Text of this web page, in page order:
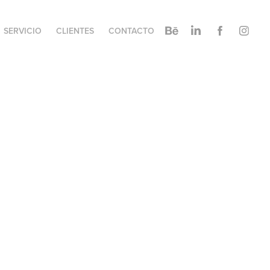
SERVICIO CLIENTES CONTACTO